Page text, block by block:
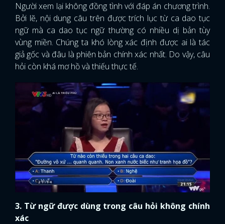
Người xem lại không đồng tình với đáp án chương trình.
Bởi lẽ, nội dung câu trên được trích lục từ ca dao tục
ngữ mà ca dao tục ngữ thường có nhiều dị bản tùy
vùng miền. Chúng ta khó lòng xác định được ai là tác
giả gốc và đâu là phiên bản chính xác nhất. Do vậy, câu
hỏi còn khá mơ hồ và thiếu thực tế.
3. Từ ngữ được dùng trong câu hỏi không chính
xác